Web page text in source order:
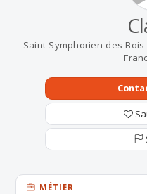
Saint-Symphorien-des-Bois
MÉTIER